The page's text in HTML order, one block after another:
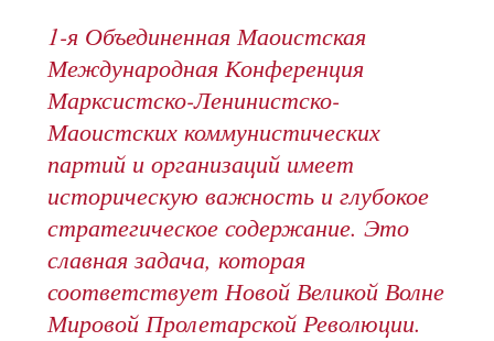
1-я Объединенная Маоистская
Международная Конференция
Марксистско-Ленинистско-
Маоистских коммунистических
партий и организаций имеет
историческую важность и глубокое
стратегическое содержание. Это
славная задача, которая
соответствует Новой Великой Волне
Мировой Пролетарской Революции.